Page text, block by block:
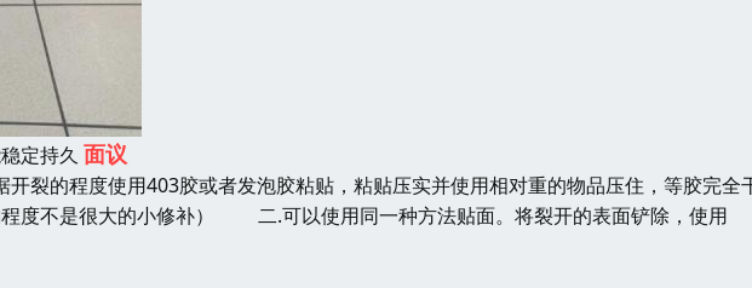
定持久 面议
的程度使用403胶或者发泡胶粘贴，粘贴压实并使用相对重的物品压住，等胶完全
程度不是很大的小修补） 二.可以使用同一种方法贴面。将裂开的表面铲除，使用